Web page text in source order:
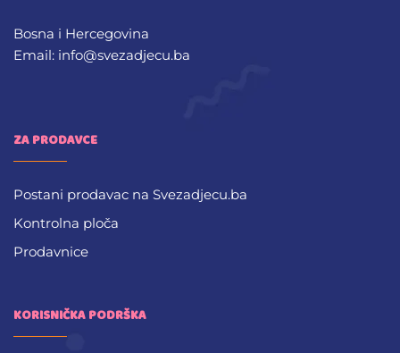
Bosna i Hercegovina
Email: info@svezadjecu.ba
ZA PRODAVCE
Postani prodavac na Svezadjecu.ba
Kontrolna ploča
Prodavnice
KORISNIČKA PODRŠKA